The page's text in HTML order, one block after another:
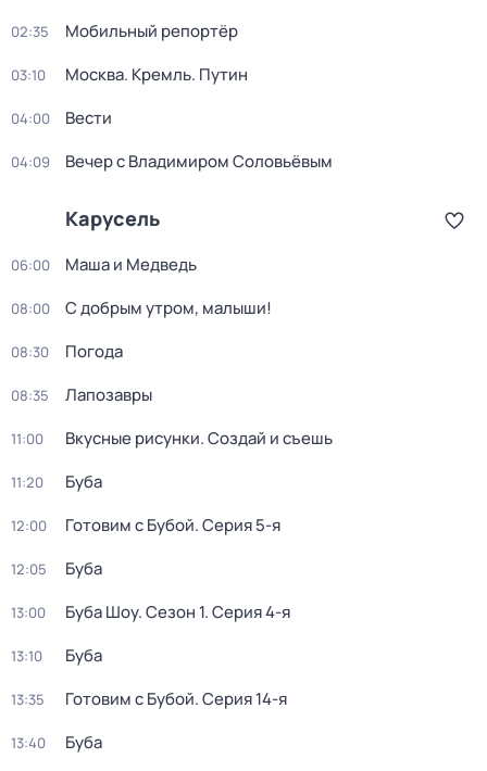
02:35 Мобильный репортёр
03:10 Москва. Кремль. Путин
04:00 Вести
04:09 Вечер с Владимиром Соловьёвым
Карусель
06:00 Маша и Медведь
08:00 С добрым утром, малыши!
08:30 Погода
08:35 Лапозавры
11:00 Вкусные рисунки. Создай и съешь
11:20 Буба
12:00 Готовим с Бубой. Серия 5-я
12:05 Буба
13:00 Буба Шоу. Сезон 1. Серия 4-я
13:10 Буба
13:35 Готовим с Бубой. Серия 14-я
13:40 Буба